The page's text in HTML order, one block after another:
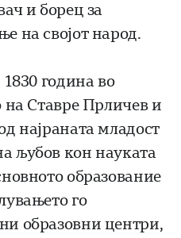
и борец за
на својот народ.
година во
на Ставре Прличев и
најраната младост
љубов кон науката
образование
го
образовни центри,